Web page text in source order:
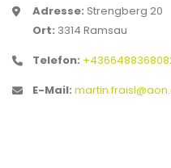
Adresse: Strengberg 20
Ort: 3314 Ramsau
Telefon:
E-Mail: